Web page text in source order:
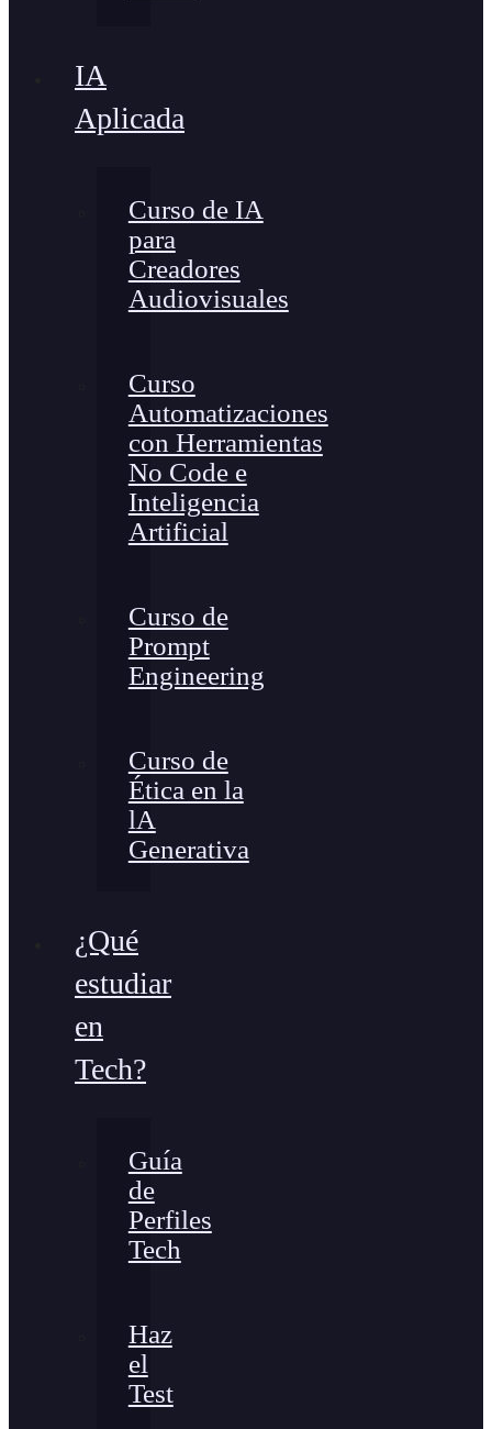
IA
Aplicada
Curso de IA
para
Creadores
Audiovisuales
Curso
Automatizaciones
con Herramientas
No Code e
Inteligencia
Artificial
Curso de
Prompt
Engineering
Curso de
Ética en la
lA
Generativa
¿Qué
estudiar
en
Tech?
Guía
de
Perfiles
Tech
Haz
el
Test